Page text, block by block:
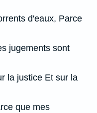
d'eaux, Parce
jugements sont
la justice Et sur la
que mes